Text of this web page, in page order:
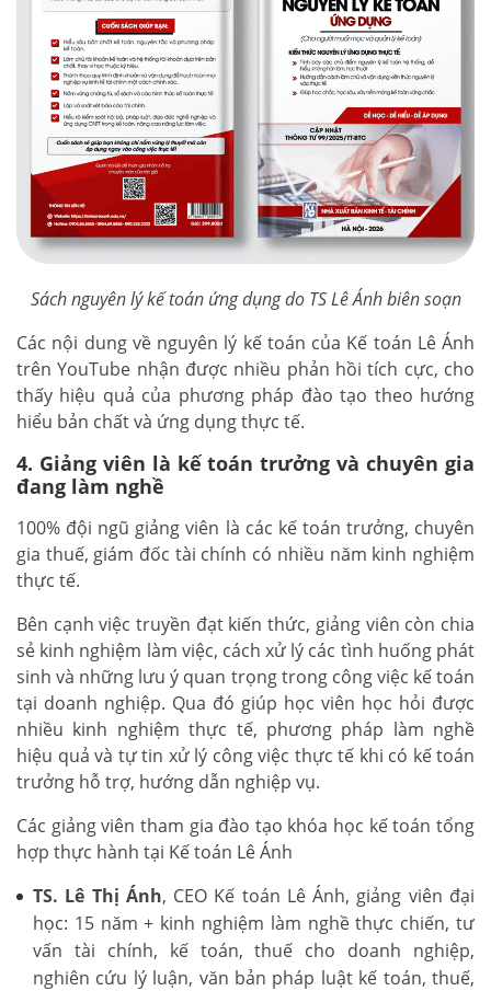
Sách nguyên lý kế toán ứng dụng do TS Lê Ánh biên soạn
Các nội dung về nguyên lý kế toán của Kế toán Lê Ánh
trên YouTube nhận được nhiều phản hồi tích cực, cho
thấy hiệu quả của phương pháp đào tạo theo hướng
hiểu bản chất và ứng dụng thực tế.
4. Giảng viên là kế toán trưởng và chuyên gia
đang làm nghề
100% đội ngũ giảng viên là các kế toán trưởng, chuyên
gia thuế, giám đốc tài chính có nhiều năm kinh nghiệm
thực tế.
Bên cạnh việc truyền đạt kiến thức, giảng viên còn chia
sẻ kinh nghiệm làm việc, cách xử lý các tình huống phát
sinh và những lưu ý quan trọng trong công việc kế toán
tại doanh nghiệp. Qua đó giúp học viên học hỏi được
nhiều kinh nghiệm thực tế, phương pháp làm nghề
hiệu quả và tự tin xử lý công việc thực tế khi có kế toán
trưởng hỗ trợ, hướng dẫn nghiệp vụ.
Các giảng viên tham gia đào tạo khóa học kế toán tổng
hợp thực hành tại Kế toán Lê Ánh
TS. Lê Thị Ánh, CEO Kế toán Lê Ánh, giảng viên đại
học: 15 năm + kinh nghiệm làm nghề thực chiến, tư
vấn tài chính, kế toán, thuế cho doanh nghiệp,
nghiên cứu lý luận, văn bản pháp luật kế toán, thuế,